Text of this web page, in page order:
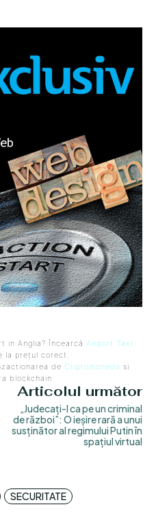
in Anglia? Încearcă Airport Taxi
la prețul corect.
de Criptomonede si
blockchain.
Articolul următor
„Judecați-l ca pe un criminal
de război”: O ieșire rară a unui
susținător al regimului Putin în
spațiul virtual
SECURITATE